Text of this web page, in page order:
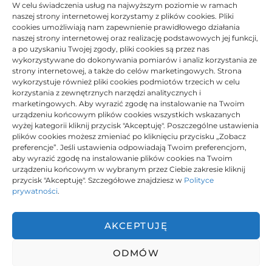
W celu świadczenia usług na najwyższym poziomie w ramach
naszej strony internetowej korzystamy z plików cookies. Pliki
cookies umożliwiają nam zapewnienie prawidłowego działania
naszej strony internetowej oraz realizację podstawowych jej funkcji,
a po uzyskaniu Twojej zgody, pliki cookies są przez nas
wykorzystywane do dokonywania pomiarów i analiz korzystania ze
strony internetowej, a także do celów marketingowych. Strona
wykorzystuje również pliki cookies podmiotów trzecich w celu
korzystania z zewnętrznych narzędzi analitycznych i
marketingowych. Aby wyrazić zgodę na instalowanie na Twoim
urządzeniu końcowym plików cookies wszystkich wskazanych
wyżej kategorii kliknij przycisk "Akceptuję". Poszczególne ustawienia
plików cookies możesz zmieniać po kliknięciu przycisku „Zobacz
preferencje”. Jeśli ustawienia odpowiadają Twoim preferencjom,
aby wyrazić zgodę na instalowanie plików cookies na Twoim
urządzeniu końcowym w wybranym przez Ciebie zakresie kliknij
przycisk "Akceptuję". Szczegółowe znajdziesz w Polityce
prywatności.
AKCEPTUJĘ
ODMÓW
Ogród
Usługi
Przemysł
Moto
Tech
Sport & Turystyka
Uroda & Zdrowie
Lifestyle
Polityka plików cookies (EU)
Polityka prywatności